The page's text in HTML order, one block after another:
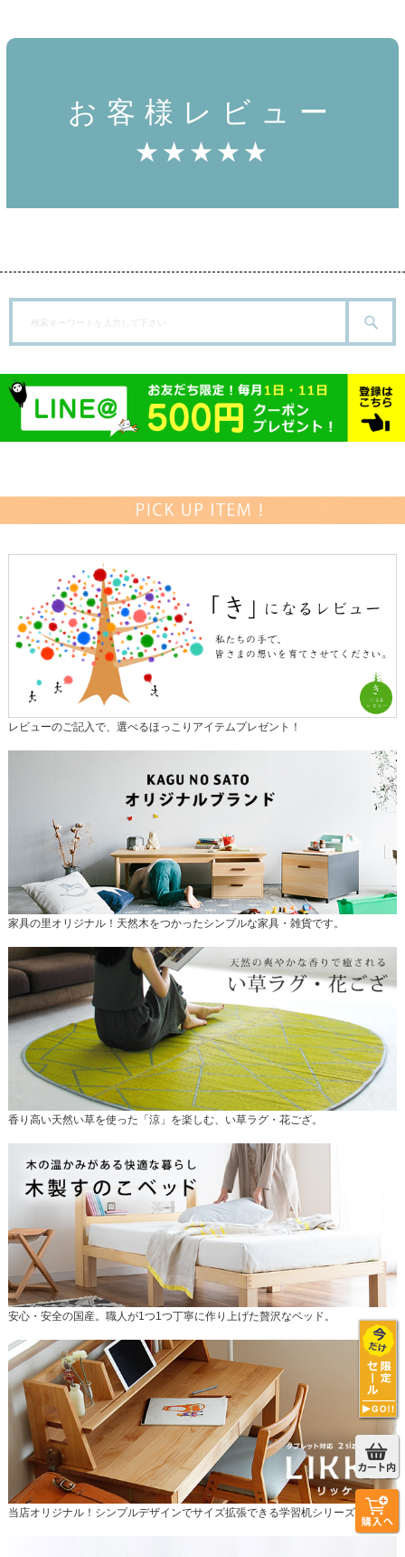
お客様レビュー
★★★★★
レビューのご記入で、選べるほっこりアイテムプレゼント！
家具の里オリジナル！天然木をつかったシンプルな家具・雑貨です。
香り高い天然い草を使った「涼」を楽しむ、い草ラグ・花ござ。
安心・安全の国産。職人が1つ1つ丁寧に作り上げた贅沢なベッド。
当店オリジナル！シンプルデザインでサイズ拡張できる学習机シリーズ。